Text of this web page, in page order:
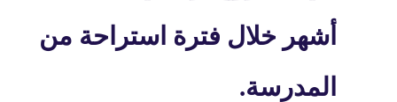
أشهر خلال فترة استراحة من
المدرسة.